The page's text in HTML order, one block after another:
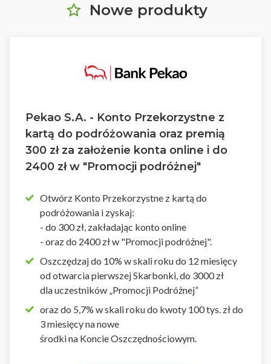
Nowe produkty
Pekao S.A. - Konto Przekorzystne z
kartą do podróżowania oraz premią
300 zł za założenie konta online i do
2400 zł w "Promocji podróżnej"
Otwórz Konto Przekorzystne z kartą do
podróżowania i zyskaj:
- do 300 zł, zakładając konto online
- oraz do 2400 zł w "Promocji podróżnej".
Oszczędzaj do 10% w skali roku do 12 miesięcy
od otwarcia pierwszej Skarbonki, do 3000 zł
dla uczestników „Promocji Podróżnej”
oraz do 5,7% w skali roku do kwoty 100 tys. zł do
3 miesięcy na nowe
środki na Koncie Oszczędnościowym.